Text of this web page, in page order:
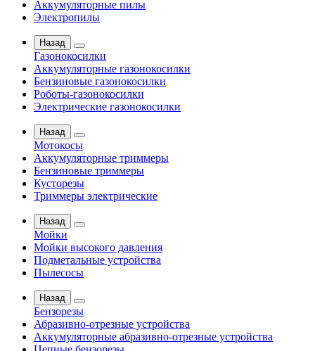
Аккумуляторные пилы
Электропилы
Назад
Газонокосилки
Аккумуляторные газонокосилки
Бензиновые газонокосилки
Роботы-газонокосилки
Электрические газонокосилки
Назад
Мотокосы
Аккумуляторные триммеры
Бензиновые триммеры
Кусторезы
Триммеры электрические
Назад
Мойки
Мойки высокого давления
Подметальные устройства
Пылесосы
Назад
Бензорезы
Абразивно-отрезные устройства
Аккумуляторные абразивно-отрезные устройства